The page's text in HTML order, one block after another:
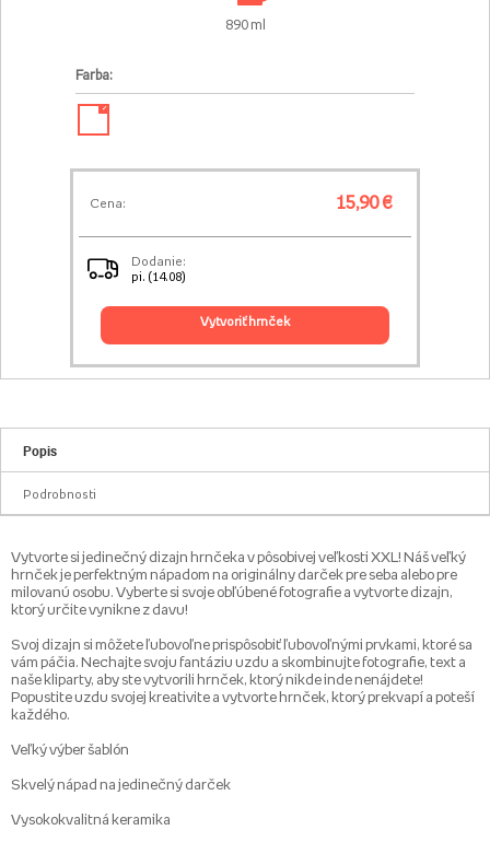
890 ml
Farba:
✓
Cena: 15,90 €
Dodanie:
pi. (14.08)
vytvoriť hrnček
Popis
Podrobnosti
Vytvorte si jedinečný dizajn hrnčeka v pôsobivej veľkosti XXL! Náš veľký
hrnček je perfektným nápadom na originálny darček pre seba alebo pre
milovanú osobu. Vyberte si svoje obľúbené fotografie a vytvorte dizajn,
ktorý určite vynikne z davu!
Svoj dizajn si môžete ľubovoľne prispôsobiť ľubovoľnými prvkami, ktoré sa
vám páčia. Nechajte svoju fantáziu uzdu a skombinujte fotografie, text a
naše kliparty, aby ste vytvorili hrnček, ktorý nikde inde nenájdete!
Popustite uzdu svojej kreativite a vytvorte hrnček, ktorý prekvapí a poteší
každého.
Veľký výber šablón
Skvelý nápad na jedinečný darček
Vysokokvalitná keramika